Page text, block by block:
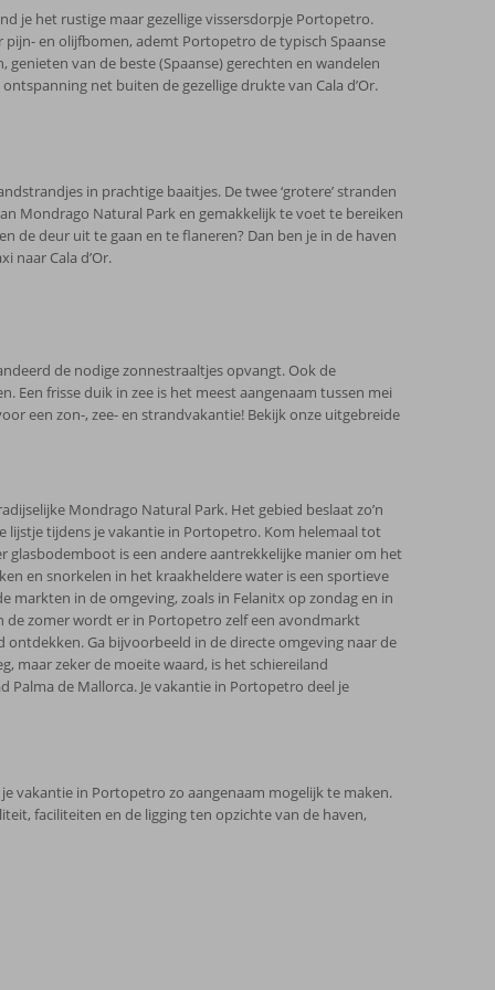
je het rustige maar gezellige vissersdorpje Portopetro.
en olijfbomen, ademt Portopetro de typisch Spaanse
van de beste (Spaanse) gerechten en wandelen
net buiten de gezellige drukte van Cala d’Or.
in prachtige baaitjes. De twee ‘grotere’ stranden
Mondrago Natural Park en gemakkelijk te voet te bereiken
de deur uit te gaan en te flaneren? Dan ben je in de haven
naar Cala d’Or.
de nodige zonnestraaltjes opvangt. Ook de
Een frisse duik in zee is het meest aangenaam tussen mei
een zon-, zee- en strandvakantie! Bekijk onze uitgebreide
Mondrago Natural Park. Het gebied beslaat zo’n
lijstje tijdens je vakantie in Portopetro. Kom helemaal tot
is een andere aantrekkelijke manier om het
en snorkelen in het kraakheldere water is een sportieve
markten in de omgeving, zoals in Felanitx op zondag en in
de zomer wordt er in Portopetro zelf een avondmarkt
Ga bijvoorbeeld in de directe omgeving naar de
maar zeker de moeite waard, is het schiereiland
de Mallorca. Je vakantie in Portopetro deel je
vakantie in Portopetro zo aangenaam mogelijk te maken.
faciliteiten en de ligging ten opzichte van de haven,